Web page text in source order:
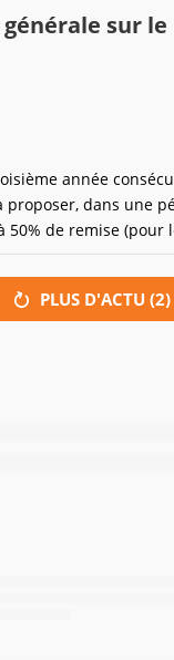
sur le
année
proposer, dans une
de remise (pour
la plèbe) sur une
PLUS D'ACTU (2)